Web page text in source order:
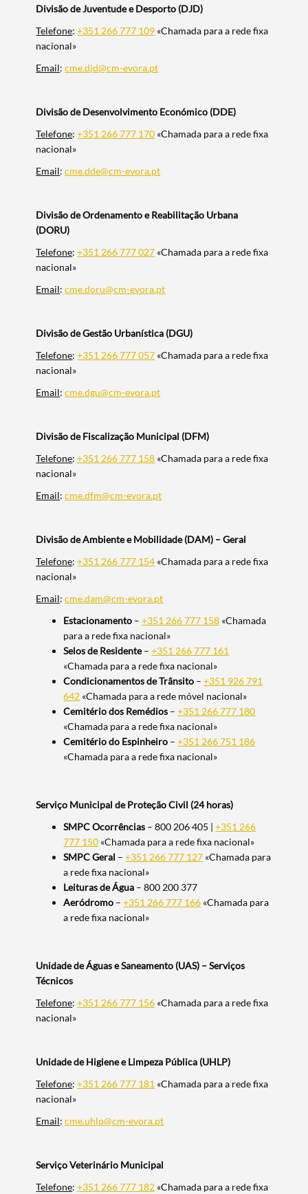
Divisão de Juventude e Desporto (DJD)
Telefone:+351 266 777 109 «Chamada para a rede fixa
nacional»
Email:cme.djd@cm-evora.pt
Divisão de Desenvolvimento Económico (DDE)
Telefone:+351 266 777 170 «Chamada para a rede fixa
nacional»
Email:cme.dde@cm-evora.pt
Divisão de Ordenamento e Reabilitação Urbana
(DORU)
Telefone:+351 266 777 027 «Chamada para a rede fixa
nacional»
Email:cme.doru@cm-evora.pt
Divisão de Gestão Urbanística (DGU)
Telefone:+351 266 777 057 «Chamada para a rede fixa
nacional»
Email:cme.dgu@cm-evora.pt
Divisão de Fiscalização Municipal (DFM)
Telefone:+351 266 777 158 «Chamada para a rede fixa
nacional»
Email:cme.dfm@cm-evora.pt
Divisão de Ambiente e Mobilidade (DAM) – Geral
Telefone:+351 266 777 154 «Chamada para a rede fixa
nacional»
Email:cme.dam@cm-evora.pt
Estacionamento –+351 266 777 158 «Chamada
para a rede fixa nacional»
Selos de Residente–+351 266 777 161
«Chamada para a rede fixa nacional»
Condicionamentos de Trânsito –+351 926 791
642 «Chamada para a rede móvel nacional»
Cemitério dos Remédios –+351 266 777 180
«Chamada para a rede fixa nacional»
Cemitério do Espinheiro –+351 266 751 186
«Chamada para a rede fixa nacional»
Serviço Municipal de Proteção Civil (24 horas)
SMPC Ocorrências – 800 206 405 |+351 266
777 150 «Chamada para a rede fixa nacional»
SMPC Geral –+351 266 777 127 «Chamada para
a rede fixa nacional»
Leituras de Água – 800 200 377
Aeródromo –+351 266 777 166 «Chamada para
a rede fixa nacional»
Unidade de Águas e Saneamento (UAS) – Serviços
Técnicos
Telefone:+351 266 777 156 «Chamada para a rede fixa
nacional»
Unidade de Higiene e Limpeza Pública (UHLP)
Telefone:+351 266 777 181 «Chamada para a rede fixa
nacional»
Email:cme.uhlp@cm-evora.pt
Serviço Veterinário Municipal
Telefone:+351 266 777 182 «Chamada para a rede fixa